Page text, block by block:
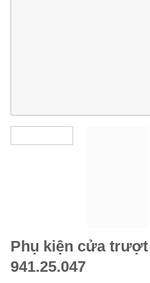
Phụ kiện cửa
941.25.047